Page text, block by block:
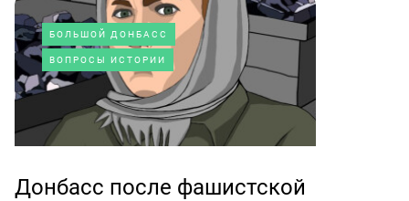
БОЛЬШОЙ ДОНБАСС
ВОПРОСЫ ИСТОРИИ
Донбасс после фашистской